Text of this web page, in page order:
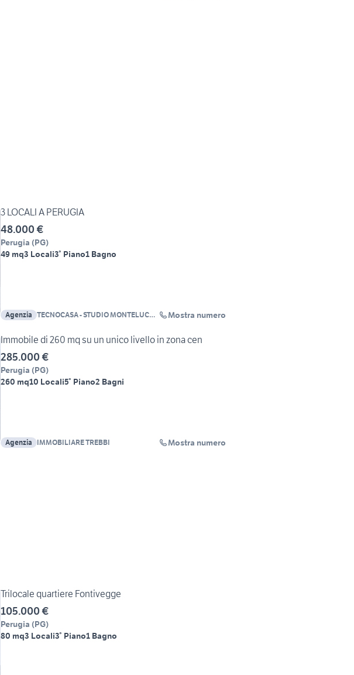
3 LOCALI A PERUGIA
48.000 €
Perugia (PG)
49 mq3 Locali3° Piano1 Bagno
Agenzia TECNOCASA - STUDIO MONTELUCE
Mostra numero
Immobile di 260 mq su un unico livello in zona cen
285.000 €
Perugia (PG)
260 mq10 Locali5° Piano2 Bagni
Agenzia IMMOBILIARE TREBBI Mostra numero
Trilocale quartiere Fontivegge
105.000 €
Perugia (PG)
80 mq3 Locali3° Piano1 Bagno